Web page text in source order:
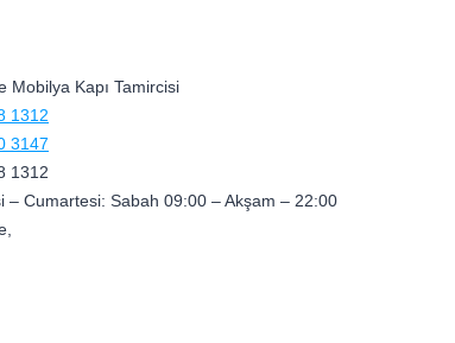
Mobilya Kapı Tamircisi
1312
3147
1312
– Cumartesi: Sabah 09:00 – Akşam – 22:00